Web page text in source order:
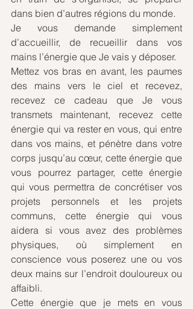
dans bien d’autres régions du monde.
Je vous demande simplement
d’accueillir, de recueillir dans vos
mains l’énergie que Je vais y déposer.
Mettez vos bras en avant, les paumes
des mains vers le ciel et recevez,
recevez ce cadeau que Je vous
transmets maintenant, recevez cette
énergie qui va rester en vous, qui entre
dans vos mains, et pénètre dans votre
corps jusqu’au cœur, cette énergie que
vous pourrez partager, cette énergie
qui vous permettra de concrétiser vos
projets personnels et les projets
communs, cette énergie qui vous
aidera si vous avez des problèmes
physiques, où simplement en
conscience vous poserez une ou vos
deux mains sur l’endroit douloureux ou
affaibli.
Cette énergie que je mets en vous